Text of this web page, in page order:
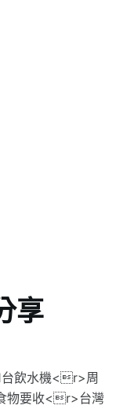
享
台飲水機<r>周
物要收<r>台灣